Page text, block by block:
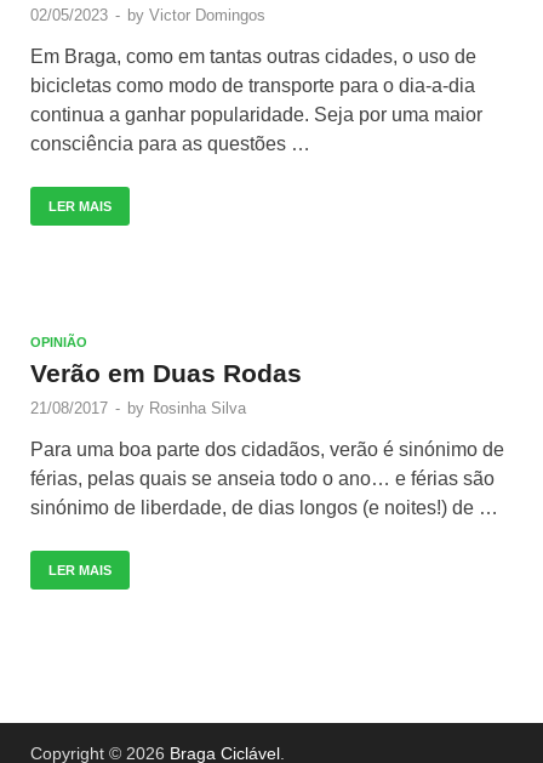
02/05/2023 - by Victor Domingos
Em Braga, como em tantas outras cidades, o uso de
bicicletas como modo de transporte para o dia-a-dia
continua a ganhar popularidade. Seja por uma maior
consciência para as questões …
LER MAIS
OPINIÃO
Verão em Duas Rodas
21/08/2017 - by Rosinha Silva
Para uma boa parte dos cidadãos, verão é sinónimo de
férias, pelas quais se anseia todo o ano… e férias são
sinónimo de liberdade, de dias longos (e noites!) de …
LER MAIS
Copyright © 2026 Braga Ciclável